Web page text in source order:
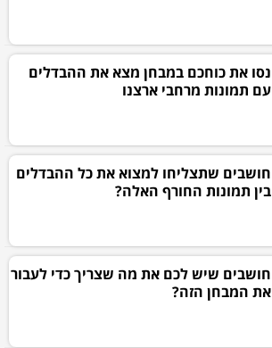
נסו את כוחכם במבחן מצא את ההבדלים
עם תמונות מרחבי ארצנו
חושבים שתצליחו למצוא את כל ההבדלים
בין תמונות החורף האלה?
חושבים שיש לכם את מה שצריך כדי לעבור
את המבחן הזה?